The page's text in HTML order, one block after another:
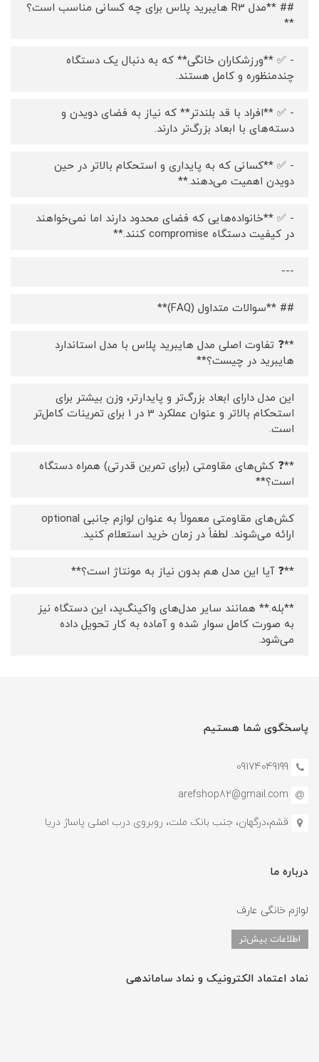
## **مدل R3 هایبرید پلاس برای چه کسانی مناسب است؟
**
- ✅ **ورزشکاران خانگی** که به دنبال یک دستگاه
چندمنظوره و کامل هستند.
- ✅ **افراد با قد بلندتر** که نیاز به فضای دویدن و
دسته‌های با ابعاد بزرگ‌تر دارند.
- ✅ **کسانی که به پایداری و استحکام بالاتر در حین
دویدن اهمیت می‌دهند.**
- ✅ **خانواده‌هایی که فضای محدود دارند اما نمی‌خواهند
در کیفیت دستگاه compromise کنند.**
---
## **سوالات متداول (FAQ)**
**❓ تفاوت اصلی مدل هایبرید پلاس با مدل استاندارد
هایبرید در چیست؟**
این مدل دارای ابعاد بزرگ‌تر و پایدارتر، وزن بیشتر برای
استحکام بالاتر و عنوان عملکرد 3 در 1 برای تمرینات کامل‌تر
است.
**❓ کش‌های مقاومتی (برای تمرین قدرتی) همراه دستگاه
است؟**
کش‌های مقاومتی معمولاً به عنوان لوازم جانبی optional
ارائه می‌شوند. لطفاً در زمان خرید استعلام کنید.
**❓ آیا این مدل هم بدون نیاز به مونتاژ است؟**
**بله.** همانند سایر مدل‌های واکینگ‌پد، این دستگاه نیز
به صورت کامل سوار شده و آماده به کار تحویل داده
می‌شود.
پاسخگوی شما هستیم
09174049199
arefshop82@gmail.com
قشم،درگهان، جنب بانک ملت، روبروی درب اصلی پاساژ دریا
درباره ما
لوازم خانگی عارف
اطلاعات بیش‌تر
نماد اعتماد الکترونیک و نماد ساماندهی